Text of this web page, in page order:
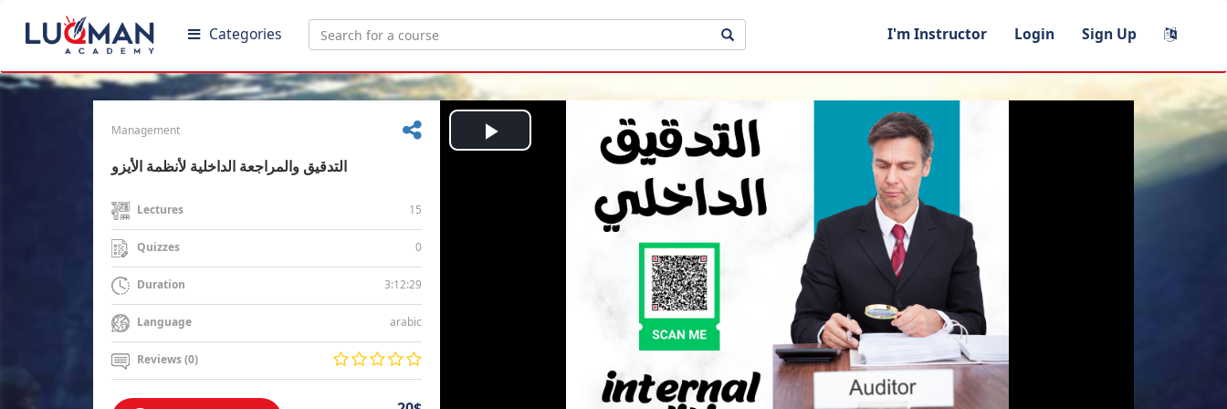
Categories I'm Instructor Login Sign Up
Management
التدقيق والمراجعة الداخلية لأنظمة الأيزو
Lectures 15
Quizzes 0
Duration 3:12:29
Language arabic
Reviews (0)
Play